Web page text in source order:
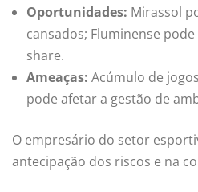
Oportunidades: Mirassol
cansados; Fluminense
share.
Ameaças: Acúmulo de
pode afetar a gestão de
O empresário do setor
antecipação dos riscos e na